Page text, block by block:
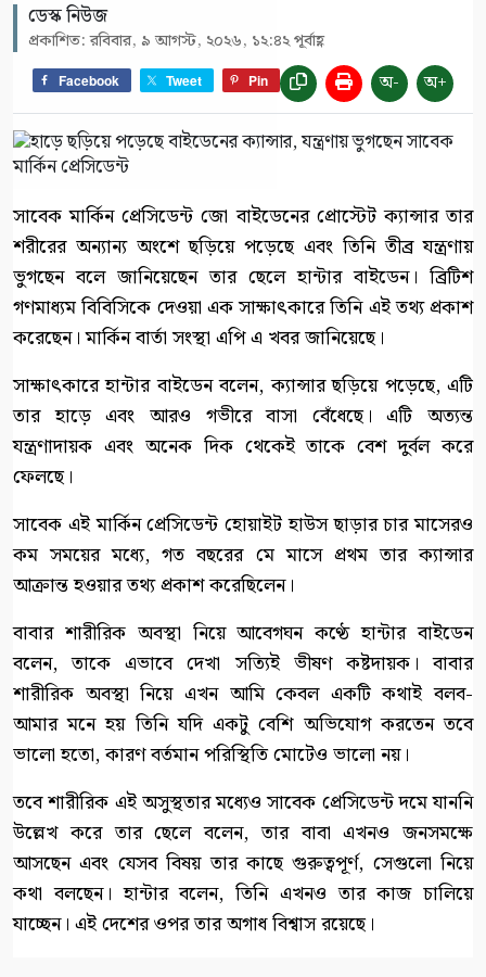
ডেস্ক নিউজ
প্রকাশিত: রবিবার, ৯ আগস্ট, ২০২৬, ১২:৪২ পূর্বাহ্ণ
Facebook Tweet Pin অ- অ+
সাবেক মার্কিন প্রেসিডেন্ট জো বাইডেনের প্রোস্টেট ক্যান্সার তার
শরীরের অন্যান্য অংশে ছড়িয়ে পড়েছে এবং তিনি তীব্র যন্ত্রণায়
ভুগছেন বলে জানিয়েছেন তার ছেলে হান্টার বাইডেন। ব্রিটিশ
গণমাধ্যম বিবিসিকে দেওয়া এক সাক্ষাৎকারে তিনি এই তথ্য প্রকাশ
করেছেন। মার্কিন বার্তা সংস্থা এপি এ খবর জানিয়েছে।
সাক্ষাৎকারে হান্টার বাইডেন বলেন, ক্যান্সার ছড়িয়ে পড়েছে, এটি
তার হাড়ে এবং আরও গভীরে বাসা বেঁধেছে। এটি অত্যন্ত
যন্ত্রণাদায়ক এবং অনেক দিক থেকেই তাকে বেশ দুর্বল করে
ফেলছে।
সাবেক এই মার্কিন প্রেসিডেন্ট হোয়াইট হাউস ছাড়ার চার মাসেরও
কম সময়ের মধ্যে, গত বছরের মে মাসে প্রথম তার ক্যান্সার
আক্রান্ত হওয়ার তথ্য প্রকাশ করেছিলেন।
বাবার শারীরিক অবস্থা নিয়ে আবেগঘন কণ্ঠে হান্টার বাইডেন
বলেন, তাকে এভাবে দেখা সত্যিই ভীষণ কষ্টদায়ক। বাবার
শারীরিক অবস্থা নিয়ে এখন আমি কেবল একটি কথাই বলব-
আমার মনে হয় তিনি যদি একটু বেশি অভিযোগ করতেন তবে
ভালো হতো, কারণ বর্তমান পরিস্থিতি মোটেও ভালো নয়।
তবে শারীরিক এই অসুস্থতার মধ্যেও সাবেক প্রেসিডেন্ট দমে যাননি
উল্লেখ করে তার ছেলে বলেন, তার বাবা এখনও জনসমক্ষে
আসছেন এবং যেসব বিষয় তার কাছে গুরুত্বপূর্ণ, সেগুলো নিয়ে
কথা বলছেন। হান্টার বলেন, তিনি এখনও তার কাজ চালিয়ে
যাচ্ছেন। এই দেশের ওপর তার অগাধ বিশ্বাস রয়েছে।